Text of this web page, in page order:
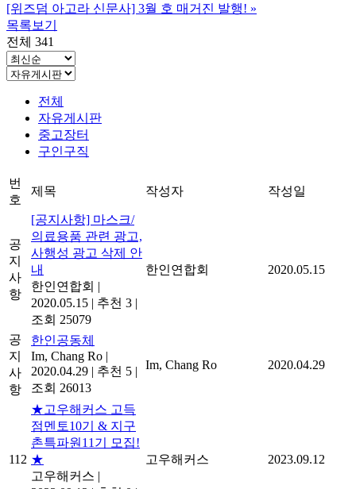
[위즈덤 아고라 신문사] 3월 호 매거진 발행! »
목록보기
전체 341
전체
자유게시판
중고장터
구인구직
번
호
제목 작성자 작성일
공
지
사
항
[공지사항] 마스크/
의료용품 관련 광고,
사행성 광고 삭제 안
내
한인연합회 |
2020.05.15 | 추천 3 |
조회 25079
한인연합회 2020.05.15
공
지
사
항
한인공동체
Im, Chang Ro |
2020.04.29 | 추천 5 |
조회 26013
Im, Chang Ro 2020.04.29
112
★고우해커스 고득
점멘토10기 & 지구
촌특파원11기 모집!
★
고우해커스 |
고우해커스 2023.09.12